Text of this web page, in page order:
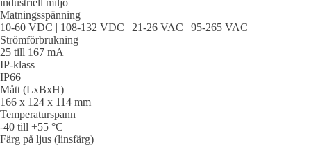
Matningsspänning
10-60 VDC | 108-132 VDC | 21-26 VAC | 95-265 VAC
Strömförbrukning
25 till 167 mA
IP-klass
IP66
Mått (LxBxH)
166 x 124 x 114 mm
Temperaturspann
-40 till +55 °C
Färg på ljus (linsfärg)